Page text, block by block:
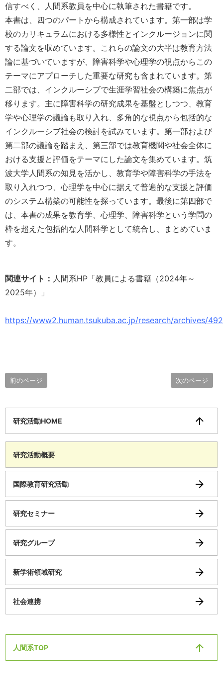
信すべく、人間系教員を中心に執筆された書籍です。
本書は、四つのパートから構成されています。第一部は学
校のカリキュラムにおける多様性とインクルージョンに関
する論文を収めています。これらの論文の大半は教育方法
論に基づいていますが、障害科学や心理学の視点からこの
テーマにアプローチした重要な研究も含まれています。第
二部では、インクルーシブで生涯学習社会の構築に焦点が
移ります。主に障害科学の研究成果を基盤としつつ、教育
学や心理学の議論も取り入れ、多角的な視点から包括的な
インクルーシブ社会の検討を試みています。第一部および
第二部の議論を踏まえ、第三部では教育機関や社会全体に
おける支援と評価をテーマにした論文を集めています。筑
波大学人間系の知見を活かし、教育学や障害科学の手法を
取り入れつつ、心理学を中心に据えて普遍的な支援と評価
のシステム構築の可能性を探っています。最後に第四部で
は、本書の成果を教育学、心理学、障害科学という学問の
枠を超えた包括的な人間科学として統合し、まとめていま
す。
関連サイト： 人間系HP「教員による書籍（2024年～
2025年）」
https://www2.human.tsukuba.ac.jp/research/archives/
前のページ 次のページ
研究活動HOME
研究活動概要
国際教育研究活動
研究セミナー
研究グループ
新学術領域研究
社会連携
人間系TOP